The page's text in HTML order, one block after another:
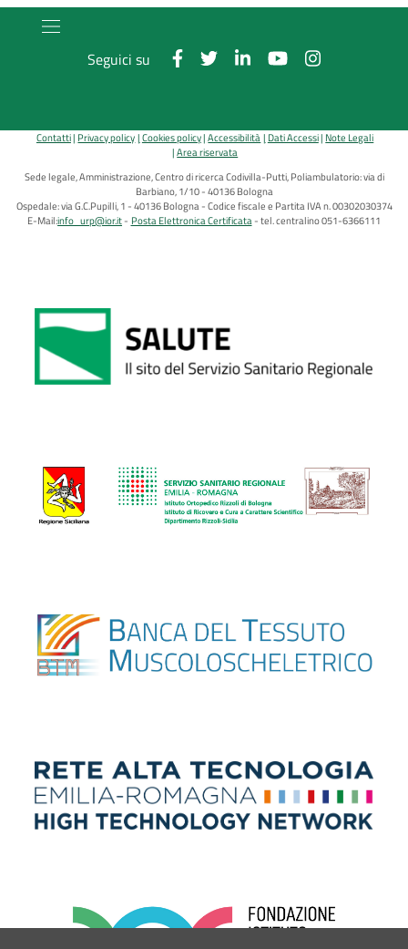
Seguici su
Contatti Privacy policy Cookies policy Accessibilità Dati Accessi Note Legali
Area riservata
Sede legale, Amministrazione, Centro di ricerca Codivilla-Putti, Poliambulatorio: via di
Barbiano, 1/10 - 40136 Bologna
Ospedale: via G.C.Pupilli, 1 - 40136 Bologna - Codice fiscale e Partita IVA n. 00302030374
E-Mail:info_urp@ior.it Posta Elettronica Certificata tel. centralino 051-6366111